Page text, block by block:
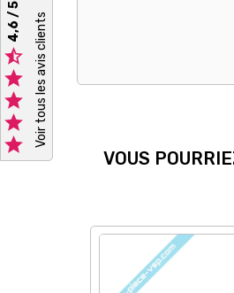





4,6 / 5 Voir tous les avis clients
VOUS